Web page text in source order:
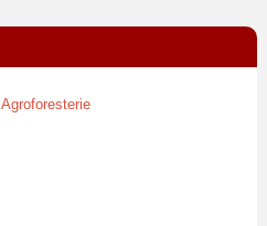
Agroforesterie